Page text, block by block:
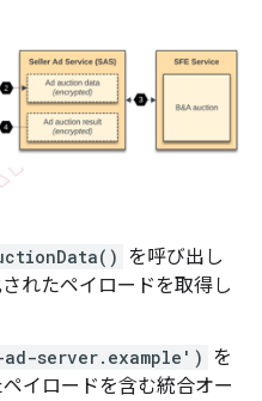
を呼び出し
れたペイロードを取得し
server.example') を
イロードを含む統合オー